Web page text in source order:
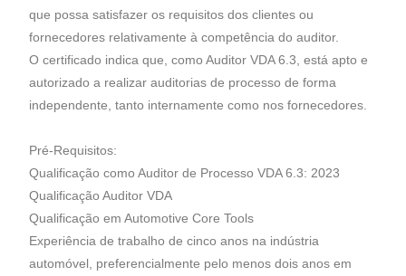
que possa satisfazer os requisitos dos clientes ou
fornecedores relativamente à competência do auditor.
O certificado indica que, como Auditor VDA 6.3, está apto e
autorizado a realizar auditorias de processo de forma
independente, tanto internamente como nos fornecedores.
Pré-Requisitos:
Qualificação como Auditor de Processo VDA 6.3: 2023
Qualificação Auditor VDA
Qualificação em Automotive Core Tools
Experiência de trabalho de cinco anos na indústria
automóvel, preferencialmente pelo menos dois anos em